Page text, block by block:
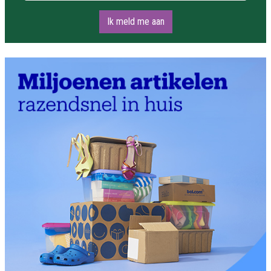
Ik meld me aan